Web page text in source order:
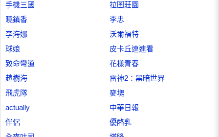
手機三國
拉圖莊園
曉鎮香
李忠
李海娜
沃爾福特
球娘
皮卡丘連連看
致命彎道
花樣青春
趙樹海
雷神2：黑暗世界
飛虎隊
麥塊
actually
中華日報
伴侶
優酪乳